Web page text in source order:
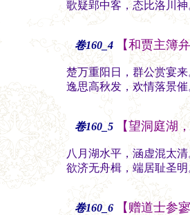
歌疑郢中客，态比洛川
卷160_4 【和贾主簿
楚万重阳日，群公赏宴
逸思高秋发，欢情落景
卷160_5 【望洞庭湖
八月湖水平，涵虚混太
欲济无舟楫，端居耻圣
卷160_6 【赠道士参